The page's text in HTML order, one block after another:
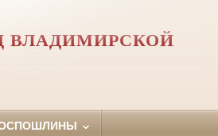
ВЛАДИМИРСКОЙ